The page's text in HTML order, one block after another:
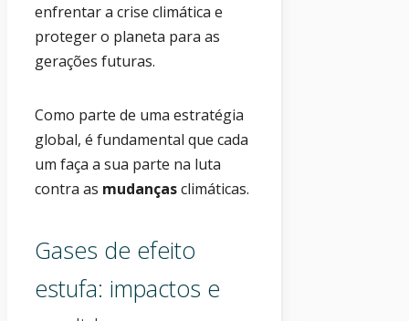
enfrentar a crise climática e
proteger o planeta para as
gerações futuras.
Como parte de uma estratégia
global, é fundamental que cada
um faça a sua parte na luta
contra as mudançasclimáticas.
Gases de efeito
estufa: impactos e